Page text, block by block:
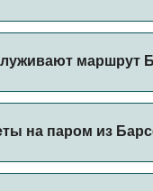
маршрут
на паром из